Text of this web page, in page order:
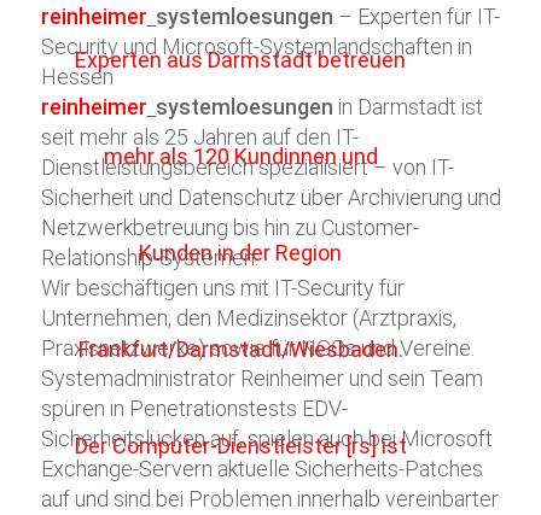
reinheimer systemloesungen – Experten für IT-
Security und Microsoft-Systemlandschaften in
Hessen
reinheimer systemloesungen in Darmstadt ist
seit mehr als 25 Jahren auf den IT-
Dienstleistungsbereich spezialisiert – von IT-
Sicherheit und Datenschutz über Archivierung und
Netzwerkbetreuung bis hin zu Customer-
Relationship-Systemen.
Wir beschäftigen uns mit IT-Security für
Unternehmen, den Medizinsektor (Arztpraxis,
Praxisnetzwerke) sowie für NGOs und Vereine.
Systemadministrator Reinheimer und sein Team
spüren in Penetrationstests EDV-
Sicherheitslücken auf, spielen auch bei Microsoft
Exchange-Servern aktuelle Sicherheits-Patches
auf und sind bei Problemen innerhalb vereinbarter